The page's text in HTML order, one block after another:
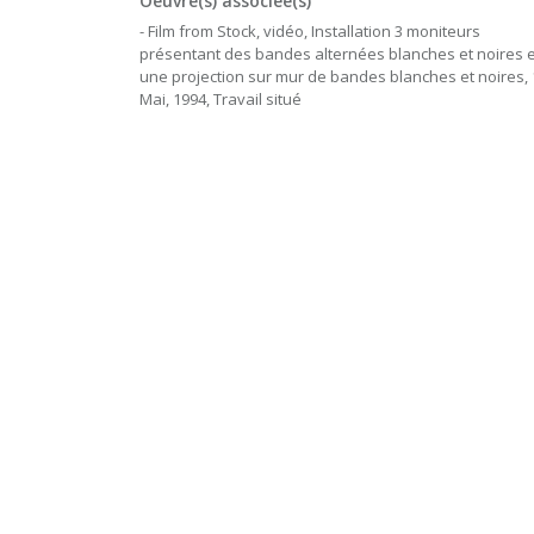
- Film from Stock, vidéo, Installation 3 moniteurs
présentant des bandes alternées blanches et noires
une projection sur mur de bandes blanches et noires,
Mai, 1994, Travail situé